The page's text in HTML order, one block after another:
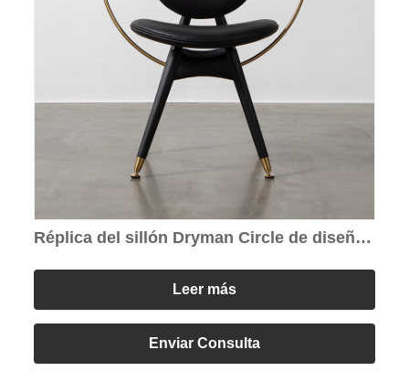
Réplica del sillón Dryman Circle de diseño
Leer más
Enviar Consulta